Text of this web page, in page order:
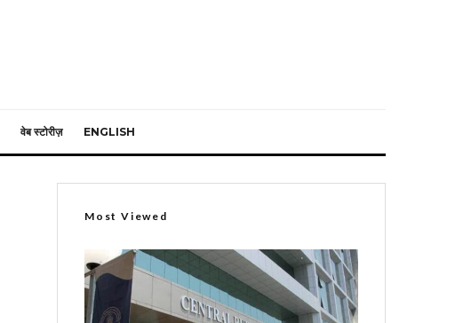
वेब स्टोरीज़ ENGLISH
Most Viewed